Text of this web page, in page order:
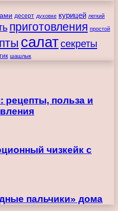
десерт духовке курицей легкий
приготовления простой
салатсекреты
шашлык
рецепты, польза и
чизкейк с
пальчики» дома